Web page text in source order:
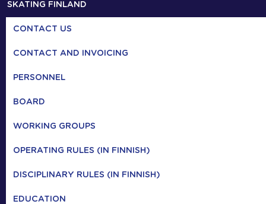
SKATING FINLAND
CONTACT US
CONTACT AND INVOICING
PERSONNEL
BOARD
WORKING GROUPS
OPERATING RULES (IN FINNISH)
DISCIPLINARY RULES (IN FINNISH)
EDUCATION